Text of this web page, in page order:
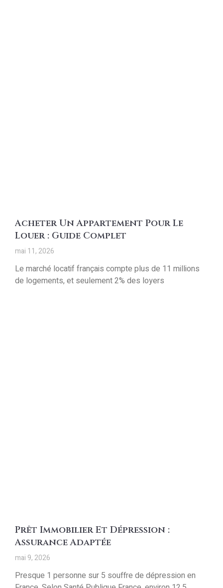
Acheter Un Appartement Pour Le
Louer : Guide Complet
mai 11, 2026
Le marché locatif français compte plus de 11 millions
de logements, et seulement 2% des loyers
Prêt Immobilier Et Dépression :
Assurance Adaptée
mai 9, 2026
Presque 1 personne sur 5 souffre de dépression en